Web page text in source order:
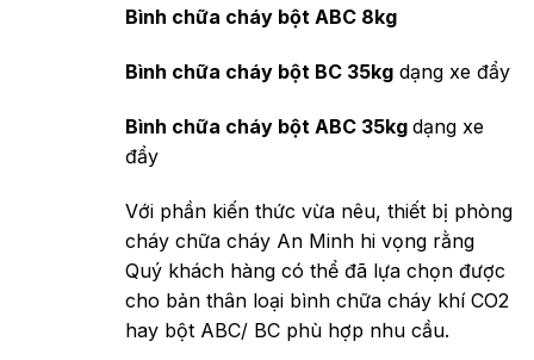
Bình chữa cháy bột ABC 8kg
Bình chữa cháy bột BC 35kgdạng xe đẩy
Bình chữa cháy bột ABC 35kg dạng xe
đẩy
Với phần kiến thức vừa nêu, thiết bị phòng
cháy chữa cháy An Minh hi vọng rằng
Quý khách hàng có thể đã lựa chọn được
cho bản thân loại bình chữa cháy khí CO2
hay bột ABC/ BC phù hợp nhu cầu.